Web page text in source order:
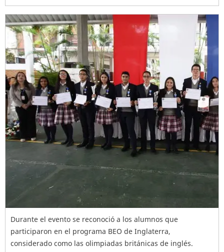
Durante el evento se reconoció a los alumnos que
participaron en el programa BEO de Inglaterra,
considerado como las olimpiadas británicas de inglés.